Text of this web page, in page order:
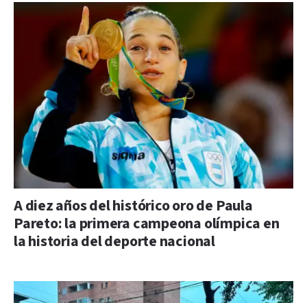
A diez años del histórico oro de Paula
Pareto: la primera campeona olímpica en
la historia del deporte nacional